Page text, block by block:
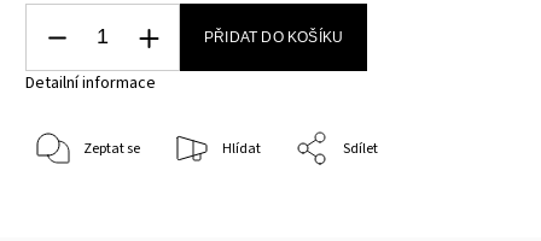
PŘIDAT DO KOŠÍKU
Detailní informace
Zeptat se Hlídat Sdílet